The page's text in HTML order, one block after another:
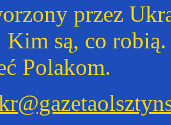
przez
są, co
Polakom.